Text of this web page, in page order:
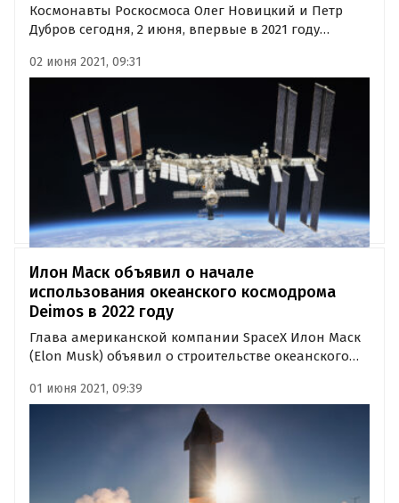
Космонавты Роскосмоса Олег Новицкий и Петр
Дубров сегодня, 2 июня, впервые в 2021 году
который они покинули через люк стыковочного
отсека модуля «Поиск», космонавтам предстоит
провести 6 часов 50 минут, в…
02 июня 2021, 09:31
Илон Маск объявил о начале
использования океанского космодрома
Deimos в 2022 году
Глава американской компании SpaceX Илон Маск
(Elon Musk) объявил о строительстве океанского
эксплуатации которого запланировано на 2022
год. Об этом «Где и что» узнали из сообщения
01 июня 2021, 09:39